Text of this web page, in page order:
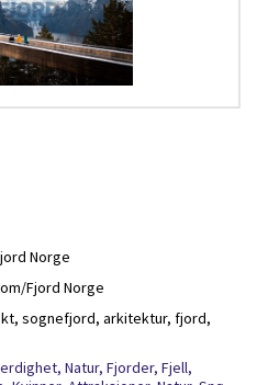
Norge
Fjord Norge
sognefjord, arkitektur, fjord,
Natur, Fjorder, Fjell,